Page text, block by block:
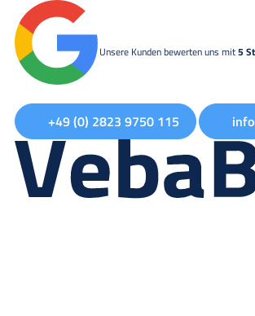
Unsere Kunden bewerten uns mit5
+49 (0) 2823 9750 115